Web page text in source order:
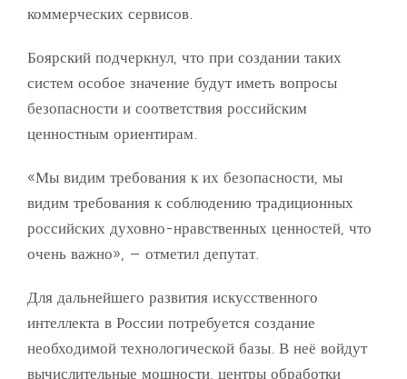
коммерческих сервисов.
Боярский подчеркнул, что при создании таких
систем особое значение будут иметь вопросы
безопасности и соответствия российским
ценностным ориентирам.
«Мы видим требования к их безопасности, мы
видим требования к соблюдению традиционных
российских духовно-нравственных ценностей, что
очень важно», – отметил депутат.
Для дальнейшего развития искусственного
интеллекта в России потребуется создание
необходимой технологической базы. В неё войдут
вычислительные мощности, центры обработки